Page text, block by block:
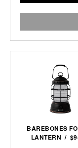
BAREBONES
LANTERN /